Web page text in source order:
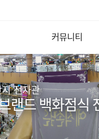
커뮤니티
전자관
랜드 백화점식